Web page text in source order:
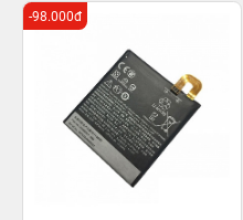
-98.000đ